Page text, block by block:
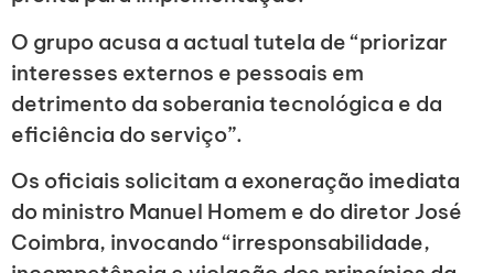
O grupo acusa a actual tutela de “priorizar
interesses externos e pessoais em
detrimento da soberania tecnológica e da
eficiência do serviço”.
Os oficiais solicitam a exoneração imediata
do ministro Manuel Homem e do diretor José
Coimbra, invocando “irresponsabilidade,